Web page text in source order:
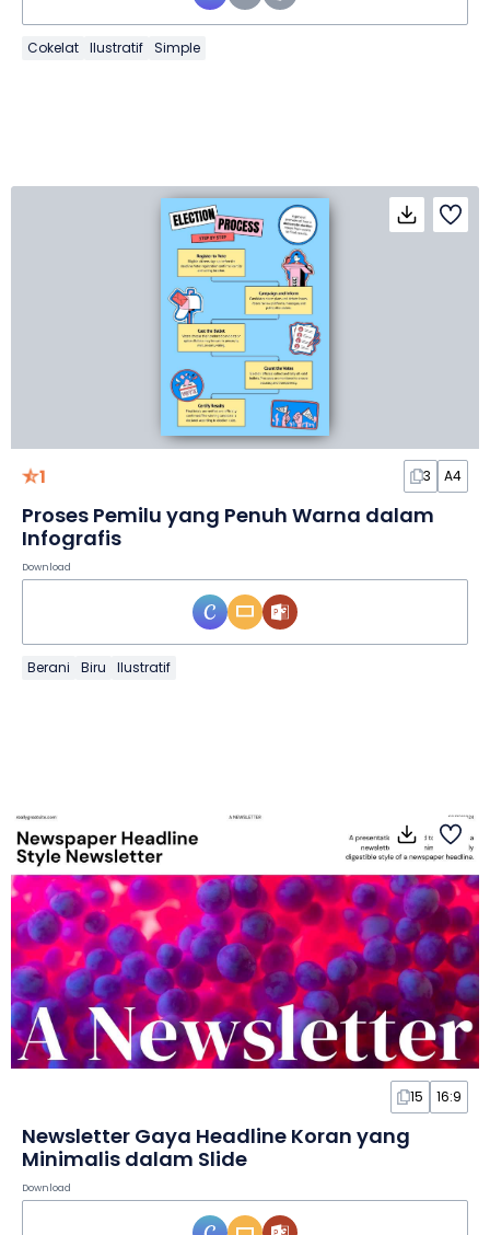
Cokelat Ilustratif Simple
1 3 A4
Proses Pemilu yang Penuh Warna dalam
Infografis
Download
Berani Biru Ilustratif
15 16:9
Newsletter Gaya Headline Koran yang
Minimalis dalam Slide
Download